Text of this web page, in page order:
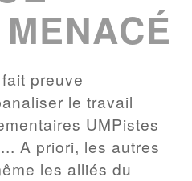
preuve
le travail
UMPistes
A priori, les autres
les alliés du